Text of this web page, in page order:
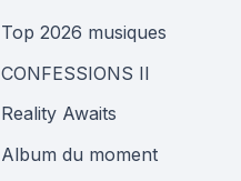
Top 2026 musiques
CONFESSIONS II
Reality Awaits
Album du moment